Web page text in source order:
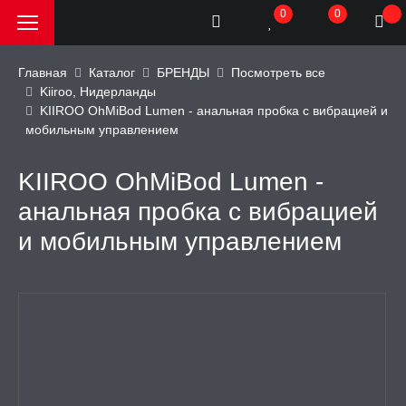
АКЦИИ и
0 0
Главная Каталог БРЕНДЫ
Посмотреть все
Kiiroo, Нидерланды
KIIROO OhMiBod Lumen - анальная пробка с вибрацией и
мобильным управлением
KIIROO OhMiBod Lumen -
анальная пробка с вибрацией
и мобильным управлением